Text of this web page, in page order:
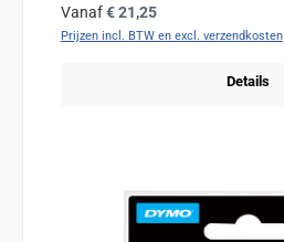
Normale prijs:
Vanaf€ 21,25
Prijzen incl. BTW en excl. verzendkosten
Details